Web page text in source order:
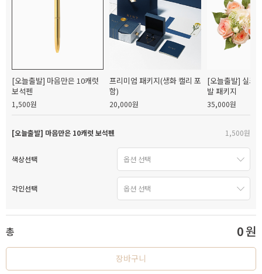
[오늘출발] 마음만은 10캐럿
보석펜
1,500원
프리미엄 패키지(생화 캘리 포
함)
20,000원
[오늘출발] 실크
발 패키지
35,000원
[오늘출발] 마음만은 10캐럿 보석펜 1,500원
색상선택
각인선택
총 0원
장바구니